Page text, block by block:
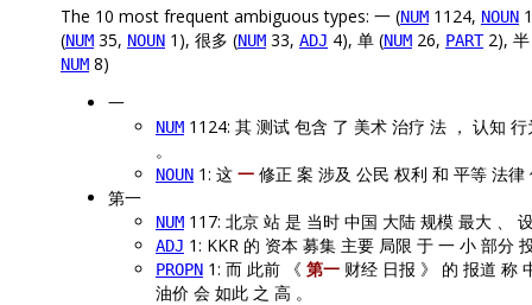
The 10 most frequent ambiguous types: 一 (NUM 1124, NOUN
(NUM 35, NOUN 1), 很多 (NUM 33, ADJ 4), 单 (NUM 26, PART2), 半
NUM 8)
一
NUM 1124: 其 测试 包含 了 美术 治疗 法 ， 认知
。
NOUN 1: 这 一 修正 案 涉及 公民 权利 和 平等 法
第一
NUM 117: 北京 站 是 当时 中国 大陆 规模 最大 、
ADJ 1: KKR 的 资本 募集 主要 局限 于 一 小 部分
PROPN 1: 而 此前 《 第一 财经 日报 》 的 报道 称
油价 会 如此 之 高 。